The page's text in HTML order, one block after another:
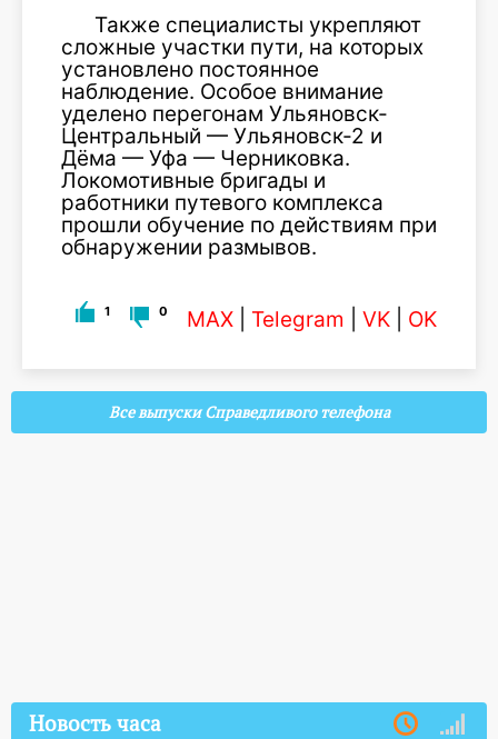
Также специалисты укрепляют
сложные участки пути, на которых
установлено постоянное
наблюдение. Особое внимание
уделено перегонам Ульяновск-
Центральный — Ульяновск-2 и
Дёма — Уфа — Черниковка.
Локомотивные бригады и
работники путевого комплекса
прошли обучение по действиям при
обнаружении размывов.
1 0 MAX Telegram VK OK
Все выпуски Справедливого телефона
Новость часа